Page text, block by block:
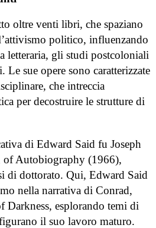
oltre venti libri, che spaziano
politico, influenzando
letteraria, gli studi postcoloniali
sue opere sono caratterizzate
che intreccia
per decostruire le strutture di
di Edward Said fu Joseph
of Autobiography (1966),
di dottorato. Qui, Edward Said
nella narrativa di Conrad,
Darkness, esplorando temi di
il suo lavoro maturo.